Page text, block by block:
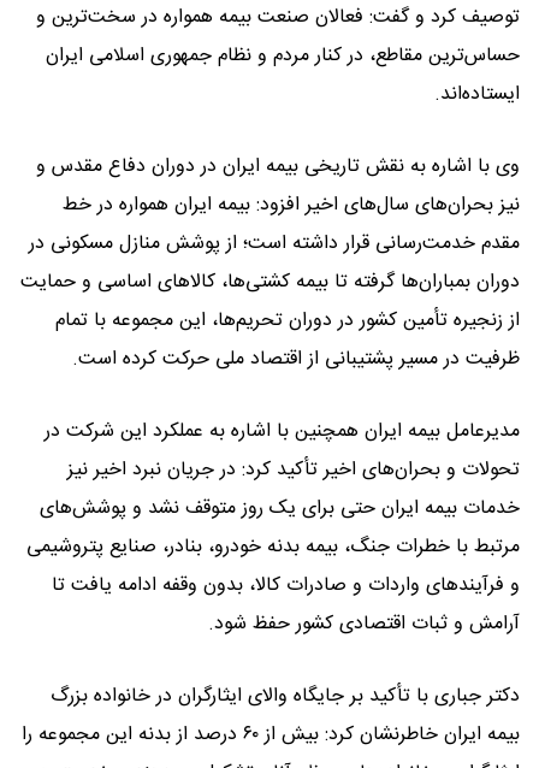
توصیف کرد و گفت: فعالان صنعت بیمه همواره در سخت‌ترین و
حساس‌ترین مقاطع، در کنار مردم و نظام جمهوری اسلامی ایران
ایستاده‌اند.
وی با اشاره به نقش تاریخی بیمه ایران در دوران دفاع مقدس و
نیز بحران‌های سال‌های اخیر افزود: بیمه ایران همواره در خط
مقدم خدمت‌رسانی قرار داشته است؛ از پوشش منازل مسکونی در
دوران بمباران‌ها گرفته تا بیمه کشتی‌ها، کالاهای اساسی و حمایت
از زنجیره تأمین کشور در دوران تحریم‌ها، این مجموعه با تمام
ظرفیت در مسیر پشتیبانی از اقتصاد ملی حرکت کرده است.
مدیرعامل بیمه ایران همچنین با اشاره به عملکرد این شرکت در
تحولات و بحران‌های اخیر تأکید کرد: در جریان نبرد اخیر نیز
خدمات بیمه ایران حتی برای یک روز متوقف نشد و پوشش‌های
مرتبط با خطرات جنگ، بیمه بدنه خودرو، بنادر، صنایع پتروشیمی
و فرآیندهای واردات و صادرات کالا، بدون وقفه ادامه یافت تا
آرامش و ثبات اقتصادی کشور حفظ شود.
دکتر جباری با تأکید بر جایگاه والای ایثارگران در خانواده بزرگ
بیمه ایران خاطرنشان کرد: بیش از ۶۰ درصد از بدنه این مجموعه را